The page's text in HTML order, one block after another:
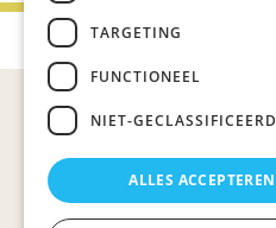
TARGETING
FUNCTIONEEL
NIET-GECLASSIFICEERD
ALLES ACCEPTEREN